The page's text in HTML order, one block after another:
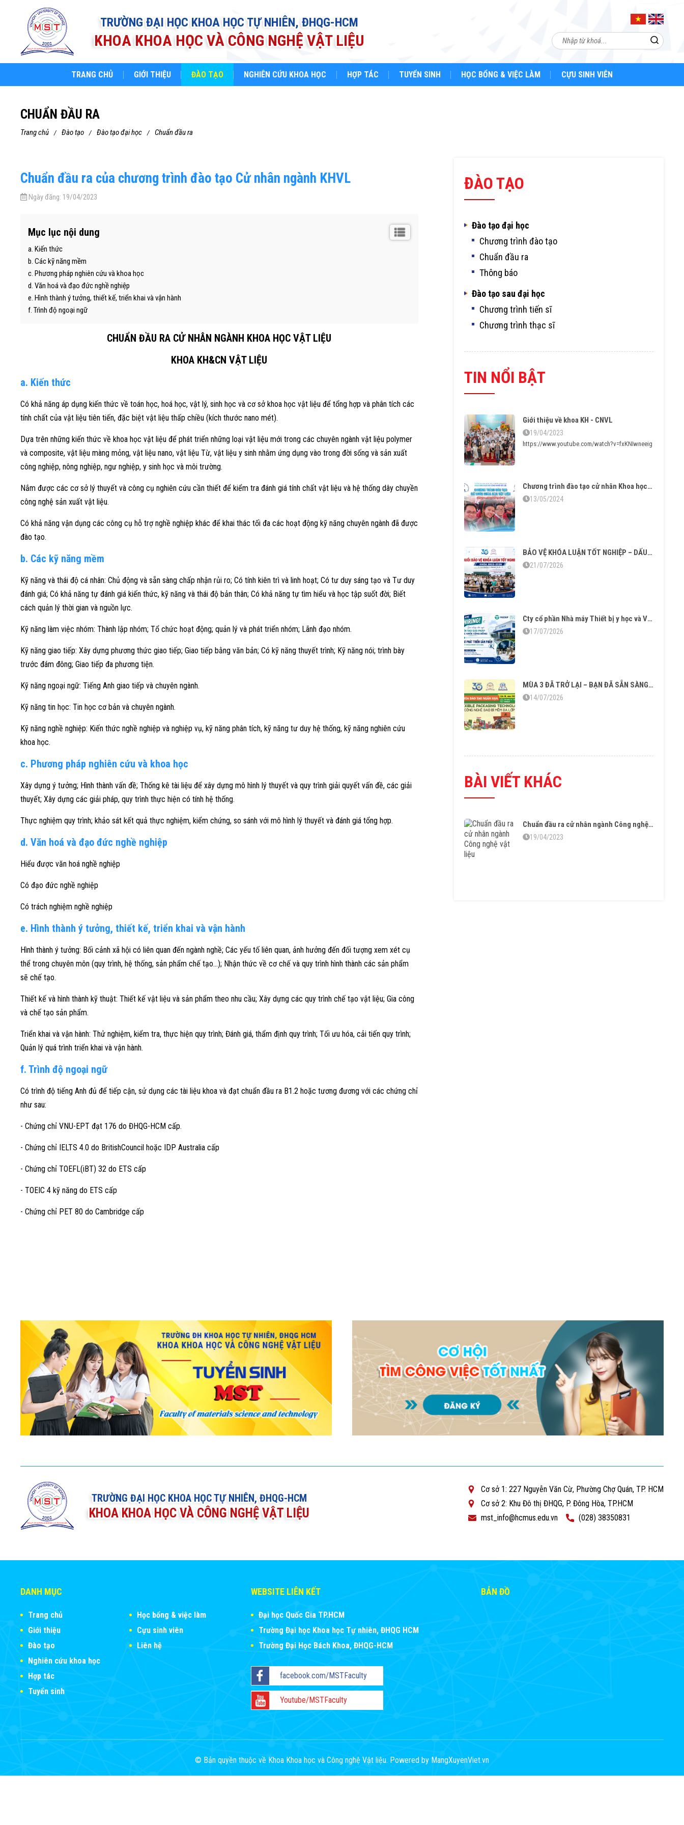
TRƯỜNG ĐẠI HỌC KHOA HỌC TỰ NHIÊN, ĐHQG-HCM
KHOA KHOA HỌC VÀ CÔNG NGHỆ VẬT LIỆU
TRANG CHỦ GIỚI THIỆU ĐÀO TẠO NGHIÊN CỨU KHOA HỌC HỢP TÁC TUYỂN SINH HỌC BỔNG & VIỆC LÀM CỰU SINH VIÊN
CHUẨN ĐẦU RA
trang chủ đào tạo đào tạo đại học chuẩn đầu ra
Chuẩn đầu ra của chương trình đào tạo Cử nhân ngành KHVL
Ngày đăng: 19/04/2023
Mục lục nội dung
a. Kiến thức
b. Các kỹ năng mềm
c. Phương pháp nghiên cứu và khoa học
d. Văn hoá và đạo đức nghề nghiệp
e. Hình thành ý tưởng, thiết kế, triển khai và vận hành
f. Trình độ ngoại ngữ
CHUẨN ĐẦU RA CỬ NHÂN NGÀNH KHOA HỌC VẬT LIỆU
KHOA KH&CN VẬT LIỆU
a. Kiến thức
Có khả năng áp dụng kiến thức về toán học, hoá học, vật lý, sinh học và cơ sở khoa học vật liệu để tổng hợp và phân tích các
tính chất của vật liệu tiên tiến, đặc biệt vật liệu thấp chiều (kích thước nano mét).
Dựa trên những kiến thức về khoa học vật liệu để phát triển những loại vật liệu mới trong các chuyên ngành vật liệu polymer
và composite, vật liệu màng mỏng, vật liệu nano, vật liệu Từ, vật liệu y sinh nhằm ứng dụng vào trong đời sống và sản xuất
công nghiệp, nông nghiệp, ngư nghiệp, y sinh học và môi trường.
Nắm được các cơ sở lý thuyết và công cụ nghiên cứu cần thiết để kiểm tra đánh giá tính chất vật liệu và hệ thống dây chuyền
công nghệ sản xuất vật liệu.
Có khả năng vận dụng các công cụ hỗ trợ nghề nghiệp khác để khai thác tối đa các hoạt động kỹ năng chuyên ngành đã được
đào tạo.
b. Các kỹ năng mềm
Kỹ năng và thái độ cá nhân: Chủ động và sẵn sàng chấp nhận rủi ro; Có tính kiên trì và linh hoạt; Có tư duy sáng tạo và Tư duy
đánh giá; Có khả năng tự đánh giá kiến thức, kỹ năng và thái độ bản thân; Có khả năng tự tìm hiểu và học tập suốt đời; Biết
cách quản lý thời gian và nguồn lực.
Kỹ năng làm việc nhóm: Thành lập nhóm; Tổ chức hoạt động; quản lý và phát triển nhóm; Lãnh đạo nhóm.
Kỹ năng giao tiếp: Xây dựng phương thức giao tiếp; Giao tiếp bằng văn bản; Có kỹ năng thuyết trình; Kỹ năng nói; trình bày
trước đám đông; Giao tiếp đa phương tiện.
Kỹ năng ngoại ngữ: Tiếng Anh giao tiếp và chuyên ngành.
Kỹ năng tin học: Tin học cơ bản và chuyên ngành.
Kỹ năng nghề nghiệp: Kiến thức nghề nghiệp và nghiệp vụ, kỹ năng phân tích, kỹ năng tư duy hệ thống, kỹ năng nghiên cứu
khoa học.
c. Phương pháp nghiên cứu và khoa học
Xây dựng ý tưởng; Hình thành vấn đề; Thống kê tài liệu để xây dựng mô hình lý thuyết và quy trình giải quyết vấn đề, các giải
thuyết; Xây dựng các giải pháp, quy trình thực hiện có tính hệ thống.
Thực nghiệm quy trình; khảo sát kết quả thực nghiệm, kiểm chứng, so sánh với mô hình lý thuyết và đánh giá tổng hợp.
d. Văn hoá và đạo đức nghề nghiệp
Hiểu được văn hoá nghề nghiệp
Có đạo đức nghề nghiệp
Có trách nghiệm nghề nghiệp
e. Hình thành ý tưởng, thiết kế, triển khai và vận hành
Hình thành ý tưởng: Bối cảnh xã hội có liên quan đến ngành nghề; Các yếu tố liên quan, ảnh hưởng đến đối tượng xem xét cụ
thể trong chuyên môn (quy trình, hệ thống, sản phẩm chế tạo…); Nhận thức về cơ chế và quy trình hình thành các sản phẩm
sẽ chế tạo.
Thiết kế và hình thành kỹ thuật: Thiết kế vật liệu và sản phẩm theo nhu cầu; Xây dựng các quy trình chế tạo vật liệu; Gia công
và chế tạo sản phẩm.
Triển khai và vận hành: Thử nghiệm, kiểm tra, thực hiện quy trình; Đánh giá, thẩm định quy trình; Tối ưu hóa, cải tiến quy trình;
Quản lý quá trình triển khai và vận hành.
f. Trình độ ngoại ngữ
Có trình độ tiếng Anh đủ để tiếp cận, sử dụng các tài liệu khoa và đạt chuẩn đầu ra B1.2 hoặc tương đương với các chứng chỉ
như sau:
- Chứng chỉ VNU-EPT đạt 176 do ĐHQG-HCM cấp.
- Chứng chỉ IELTS 4.0 do BritishCouncil hoặc IDP Australia cấp
- Chứng chỉ TOEFL(iBT) 32 do ETS cấp
- TOEIC 4 kỹ năng do ETS cấp
- Chứng chỉ PET 80 do Cambridge cấp
ĐÀO TẠO
Đào tạo đại học
Chương trình đào tạo
Chuẩn đầu ra
Thông báo
Đào tạo sau đại học
Chương trình tiến sĩ
Chương trình thạc sĩ
TIN NỔI BẬT
Giới thiệu về khoa KH - CNVL
19/04/2023
https://www.youtube.com/watch?v=fxKNIwneeig
Chương trình đào tạo cử nhân Khoa học Vật liệu tăng cường tiếng Anh – Vững chuyên môn thạo ngoại ngữ
13/05/2024
BẢO VỆ KHÓA LUẬN TỐT NGHIỆP – DẤU MỐC TRƯỞNG THÀNH CỦA SINH VIÊN KHÓA 2022–2026
21/07/2026
Cty cổ phần Nhà máy Thiết bị y học và Vật liệu sinh học tuyển dụng
17/07/2026
MÙA 3 ĐÃ TRỞ LẠI – BẠN ĐÃ SẴN SÀNG CHO “CÔNG NGHỆ BAO BÌ MỀM ĐA LỚP”?
14/07/2026
BÀI VIẾT KHÁC
Chuẩn đầu ra cử nhân ngành Công nghệ vật liệu
19/04/2023
TRƯỜNG ĐẠI HỌC KHOA HỌC TỰ NHIÊN, ĐHQG-HCM
KHOA KHOA HỌC VÀ CÔNG NGHỆ VẬT LIỆU
Cơ sở 1: 227 Nguyễn Văn Cừ, Phường Chợ Quán, TP. HCM
Cơ sở 2: Khu Đô thị ĐHQG, P. Đông Hòa, TP.HCM
mst_info@hcmus.edu.vn
(028) 38350831
DANH MỤC
Trang chủ
Giới thiệu
Đào tạo
Nghiên cứu khoa học
Hợp tác
Tuyển sinh
Học bổng & việc làm
Cựu sinh viên
Liên hệ
WEBSITE LIÊN KẾT
Đại học Quốc Gia TP.HCM
Trường Đại học Khoa học Tự nhiên, ĐHQG HCM
Trường Đại Học Bách Khoa, ĐHQG-HCM
facebook.com/MSTFaculty
Youtube/MSTFaculty
BẢN ĐỒ
© Bản quyền thuộc về Khoa Khoa học và Công nghệ Vật liệu. Powered by MangXuyenViet.vn